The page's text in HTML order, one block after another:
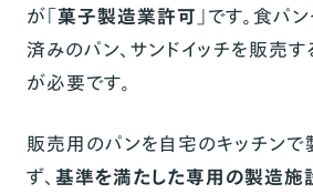
が「菓子製造業許可 」です。食パ
済みのパン、サンドイッチを販売
が必要です。
販売用のパンを自宅のキッチンで
ず、 基準を満たした専用の製造施